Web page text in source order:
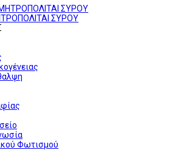
ΣΥΡΟΥ
Φωτισμού